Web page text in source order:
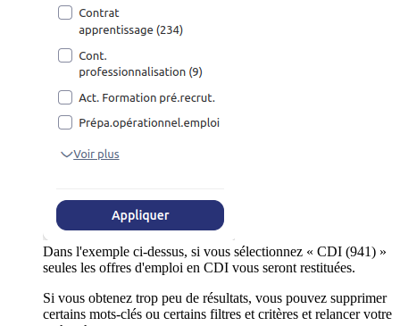
Dans l'exemple ci-dessus, si vous sélectionnez « CDI (941) »
seules les offres d'emploi en CDI vous seront restituées.
Si vous obtenez trop peu de résultats, vous pouvez supprimer
certains mots-clés ou certains filtres et critères et relancer votre